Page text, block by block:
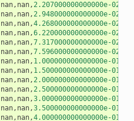
nan, nan,2.207000000000000e-02
nan, nan,2.948000000000000e-02
nan, nan,4.268000000000000e-02
nan, nan,6.220000000000000e-02
nan, nan,7.317000000000000e-02
nan, nan,7.596000000000000e-02
nan, nan, 1.000000000000000e-01
nan, nan, 1.500000000000000e-01
nan, nan,2.000000000000000e-01
nan, nan,2.500000000000000e-01
nan, nan,3.000000000000000e-01
nan, nan,3.500000000000000e-01
nan, nan,4.000000000000000e-01